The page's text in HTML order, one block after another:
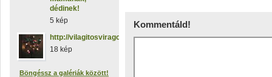
dédinek!
5 kép
http://vilagitosviragok.hupont.hu
18 kép
Böngéssz a galériák között!
Kommentáld!